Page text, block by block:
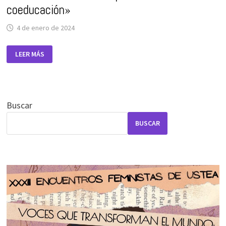
FEMINISTAS
coeducación»
4 de enero de 2024
ENCUENTROS
FEMINISTAS
APORTACIONES
A
LEER MÁS
Buscar
BUSCAR